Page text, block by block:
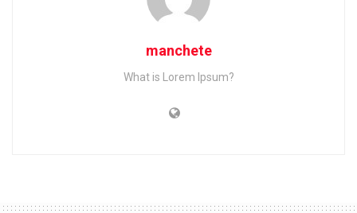
manchete
What is Lorem Ipsum?